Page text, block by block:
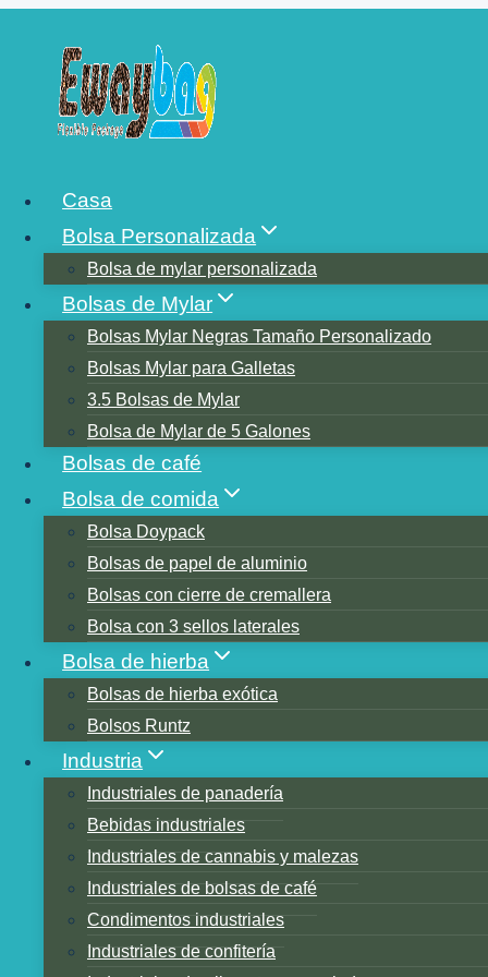
contenido
Casa
Bolsa Personalizada
Bolsa de mylar personalizada
Bolsas de Mylar
Bolsas Mylar Negras Tamaño Personalizado
Bolsas Mylar para Galletas
3.5 Bolsas de Mylar
Bolsa de Mylar de 5 Galones
Bolsas de café
Bolsa de comida
Bolsa Doypack
Bolsas de papel de aluminio
Bolsas con cierre de cremallera
Bolsa con 3 sellos laterales
Bolsa de hierba
Bolsas de hierba exótica
Bolsos Runtz
Industria
Industriales de panadería
Bebidas industriales
Industriales de cannabis y malezas
Industriales de bolsas de café
Condimentos industriales
Industriales de confitería
¿CUÁNTO
DE MYLAR?
Tabla de contenidos
Condiciones de almacenaje
Duración
Fecha de asado
¿Cómo debe almacenar el café en bolsas de
¿Cuál es la mejor manera de almacenar café
¿Cuánto dura el café tostado en una bolsa
¿Se debe refrigerar el café molido después de